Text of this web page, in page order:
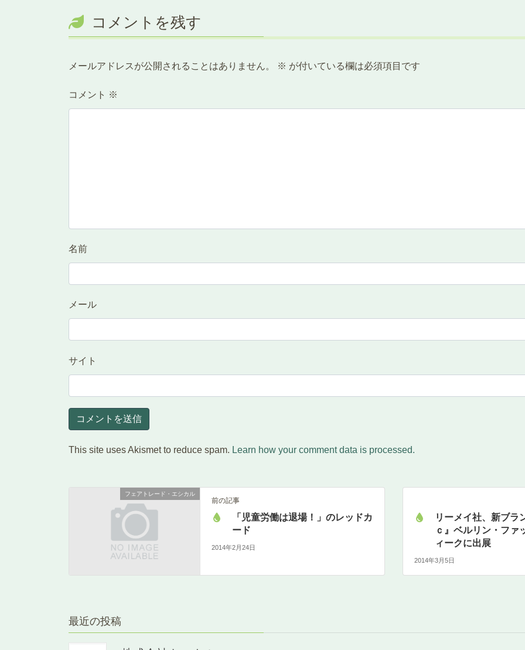
コメントを残す
メールアドレスが公開されることはありません。 ※ が付いている欄は必須項目です
コメント ※
名前
メール
サイト
This site uses Akismet to reduce spam. Learn how your comment data is processed.
フェアトレード・エシカル
前の記事
「児童労働は退場！」のレッドカ
ード
2014年2月24日
リーメイ社、新ブラ
ｃ』ベルリン・ファ
ィークに出展
2014年3月5日
最近の投稿